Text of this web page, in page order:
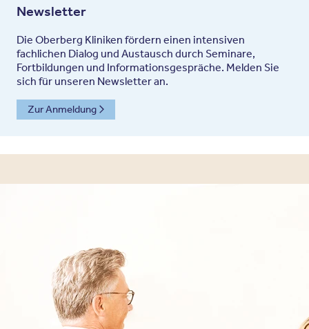
Newsletter
Die Oberberg Kliniken fördern einen intensiven
fachlichen Dialog und Austausch durch Seminare,
Fortbildungen und Informationsgespräche. Melden Sie
sich für unseren Newsletter an.
Zur Anmeldung
uns per Kontaktformular.
030 - 26479292
Ihre Nachricht